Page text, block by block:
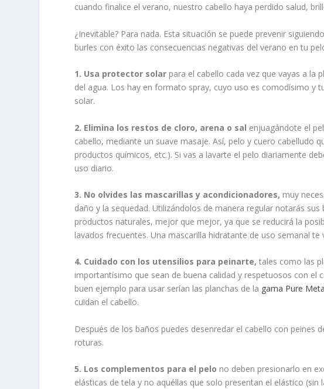
cuando finalice el verano, nuestro cabello haya perdido salud,
¿Inevitable? Para nada. Esta situación se puede prevenir
burles con éxito las consecuencias negativas del verano en tu
1. Usa protector solar para el cabello cada vez que vayas a la
del agua. Los hay en formato spray, cuyo uso es comodísimo y
solar.
2. Elimina los restos de cloro, arena o sal enjuagándote el
cabello, mediante un suave masaje. Así, pelo y cuero cabelludo
productos químicos, etc.). Si vas a lavarte el pelo diariamente
uso diario.
3. No olvides las mascarillas y acondicionadores, muy
daño y la sequedad. Utilizándolos de manera regular notarás
productos naturales, mejor que mejor, ya que se reducirá la
lavados frecuentes. Una mascarilla hidratante de uso semanal
4. Cuidado con los utensilios para peinarte, tales como las
importantísimo que sean de buena calidad y respetuosos con el
buen ejemplo para usar serían las planchas de la gama Pure
cuidan el cabello.
Después de los baños puedes desenredar el cabello con peines
roturas.
5. Los complementos para el pelo no deben presionarlo en
elásticas de tela y no aquéllas que solo presentan el elástico